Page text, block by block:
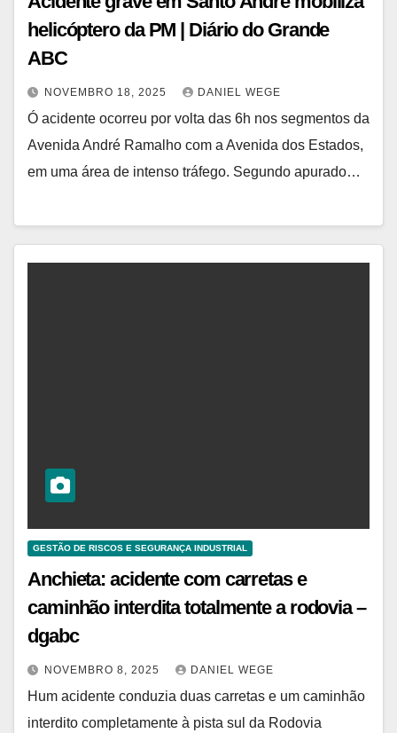
helicóptero da PM | Diário do Grande
ABC
NOVEMBRO 18, 2025 DANIEL WEGE
Ó acidente ocorreu por volta das 6h nos segmentos da
Avenida André Ramalho com a Avenida dos Estados,
em uma área de intenso tráfego. Segundo apurado…
GESTÃO DE RISCOS E SEGURANÇA INDUSTRIAL
Anchieta: acidente com carretas e
caminhão interdita totalmente a rodovia –
dgabc
NOVEMBRO 8, 2025 DANIEL WEGE
Hum acidente conduzia duas carretas e um caminhão
interdito completamente à pista sul da Rodovia